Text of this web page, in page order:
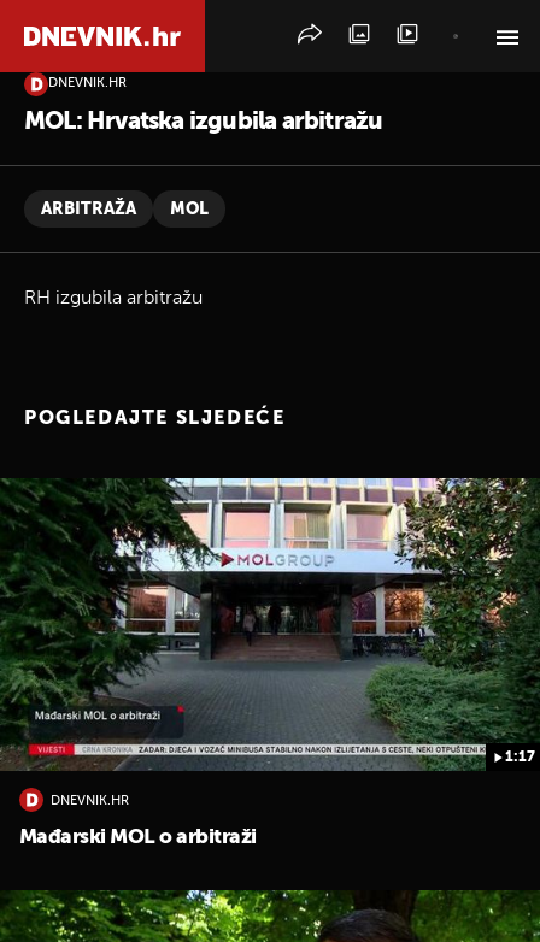
DNEVNIK.HR
MOL: Hrvatska izgubila arbitražu
ARBITRAŽA MOL
RH izgubila arbitražu
POGLEDAJTE SLJEDEĆE
1:17
DNEVNIK.HR
Mađarski MOL o arbitraži
PRETRAŽITE VIJESTI